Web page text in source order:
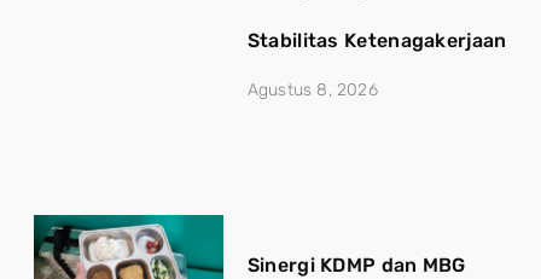
Stabilitas Ketenagakerjaan
Agustus 8, 2026
Sinergi KDMP dan MBG